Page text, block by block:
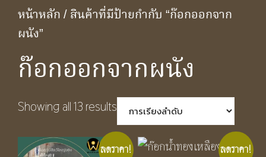
หน้าหลัก/ สินค้าที่มีป้ายกำกับ “ก๊อกออกจาก
ผนัง”
ก๊อกออกจากผนัง
Showing all 13 results
ลดราคา! ลดราคา!